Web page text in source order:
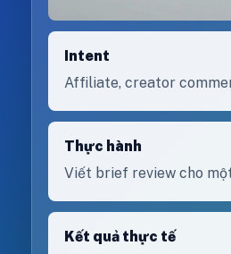
Intent
Affiliate, creator
Thực hành
Viết brief review cho
Kết quả thực tế